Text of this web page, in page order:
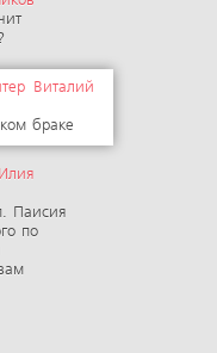
Виталий
браке
Паисия
по